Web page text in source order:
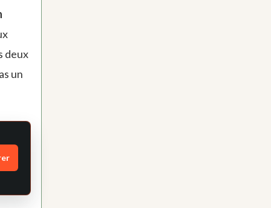
deux
un